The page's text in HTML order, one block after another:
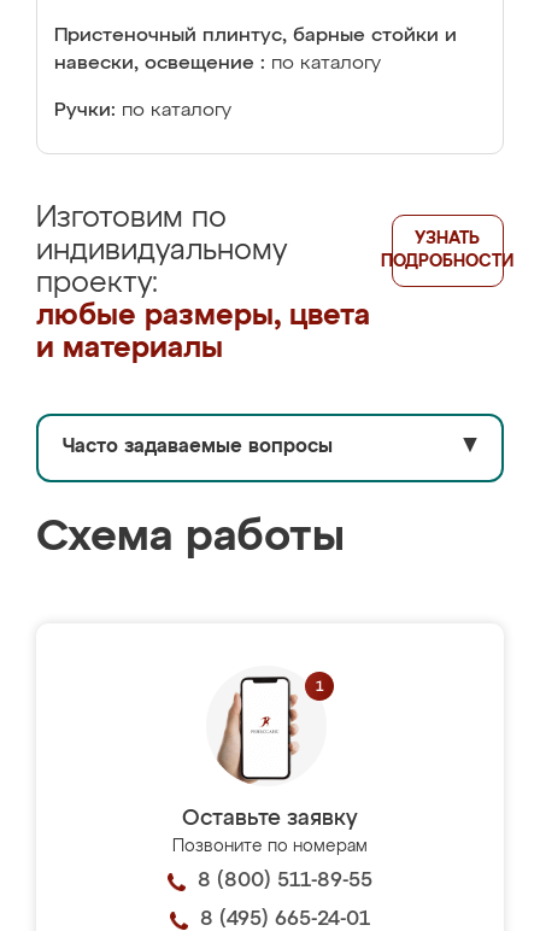
Пристеночный плинтус, барные стойки и
навески, освещение : по каталогу
Ручки: по каталогу
Изготовим по
индивидуальному
проекту:
любые размеры, цвета
и материалы
УЗНАТЬ
ПОДРОБНОСТИ
Часто задаваемые вопросы ▼
Схема работы
Оставьте заявку
Позвоните по номерам
8 (800) 511-89-55
8 (495) 665-24-01